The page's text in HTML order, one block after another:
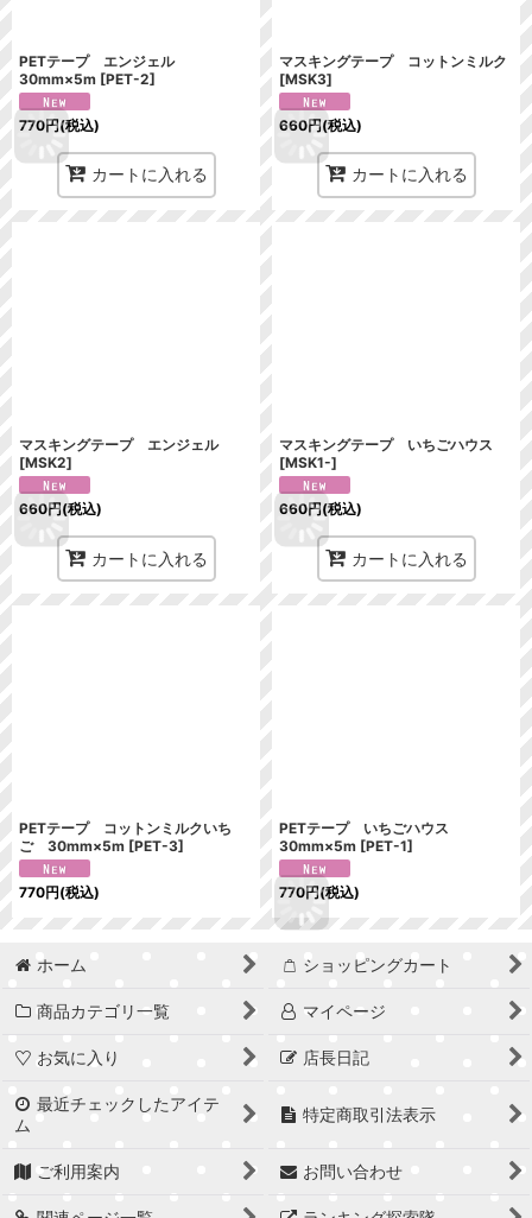
PETテープ エンジェル
30mm×5m [PET-2]
770円(税込)
カートに入れる
マスキングテープ コットンミルク
[MSK3]
660円(税込)
カートに入れる
マスキングテープ エンジェル
[MSK2]
660円(税込)
カートに入れる
マスキングテープ いちごハウス
[MSK1-]
660円(税込)
カートに入れる
PETテープ コットンミルクいち
ご 30mm×5m [PET-3]
770円(税込)
PETテープ いちごハウス
30mm×5m [PET-1]
770円(税込)
ホーム ショッピングカート
商品カテゴリ一覧 マイページ
お気に入り 店長日記
最近チェックしたアイテ
ム
特定商取引法表示
ご利用案内 お問い合わせ